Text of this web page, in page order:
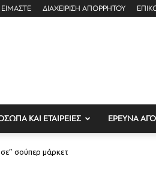
ΕΙΜΑΣΤΕ ΔΙΑΧΕΙΡΙΣΗ ΑΠΟΡΡΗΤΟΥ
ΚΑΙ ΕΤΑΙΡΕΙΕΣ ΕΡΕΥΝΑ
σούπερ μάρκετ